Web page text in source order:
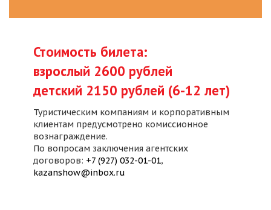
Стоимость билета:
взрослый 2600 рублей
детский 2150 рублей (6-12 лет)
Туристическим компаниям и корпоративным
клиентам предусмотрено комиссионное
вознаграждение.
По вопросам заключения агентских
договоров: +7 (927) 032-01-01,
kazanshow@inbox.ru